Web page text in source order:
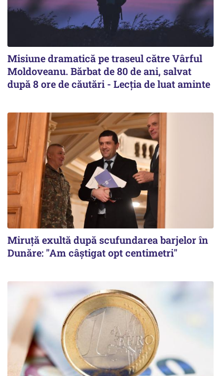
Misiune dramatică pe traseul către Vârful
Moldoveanu. Bărbat de 80 de ani, salvat
după 8 ore de căutări - Lecția de luat aminte
Miruță exultă după scufundarea barjelor în
Dunăre: "Am câștigat opt centimetri"